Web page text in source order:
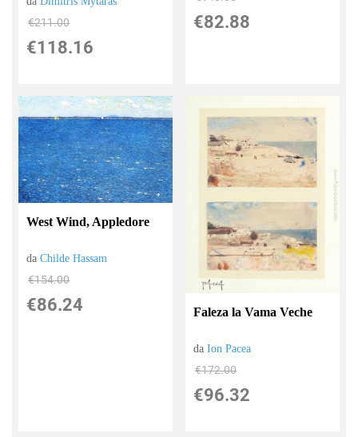
€211.00
€118.16
€82.88
West Wind, Appledore
daChilde Hassam
€154.00
€86.24 Faleza la Vama Veche
daIon Pacea
€172.00
€96.32